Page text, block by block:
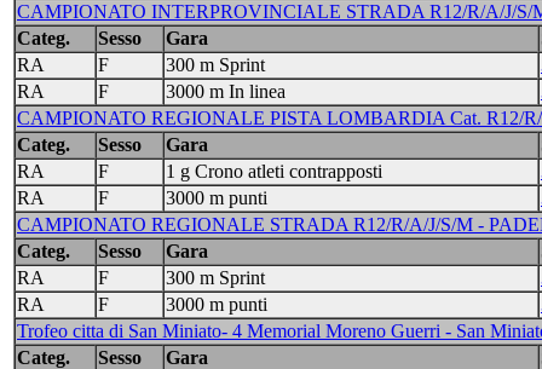
CAMPIONATO INTERPROVINCIALE STRADA R12/R/A/J/S/
Categ.
Sesso Gara
RA
F 300 m Sprint
RA
F 3000 m In linea
CAMPIONATO REGIONALE PISTA LOMBARDIA Cat. R12/
Categ.
Sesso Gara
RA
F 1 g Crono atleti contrapposti
RA
F 3000 m punti
CAMPIONATO REGIONALE STRADA R12/R/A/J/S/M -
Categ.
Sesso Gara
RA
F 300 m Sprint
RA
F 3000 m punti
Trofeo citta di San Miniato- 4 Memorial Moreno Guerri - San
Categ.
Sesso Gara